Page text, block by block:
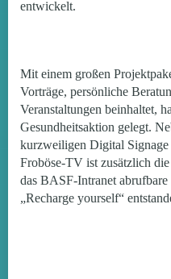
entwickelt.
Mit einem großen
Vorträge, persönliche
Veranstaltungen beinhaltet,
Gesundheitsaktion gelegt.
kurzweiligen Digital
Froböse-TV ist zusätzlich
das BASF-Intranet
„Recharge yourself“